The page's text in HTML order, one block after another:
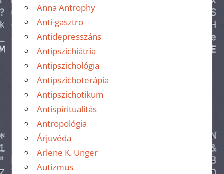
Anna Antrophy
Anti-gasztro
Antidepresszáns
Antipszichiátria
Antipszichológia
Antipszichoterápia
Antipszichotikum
Antispiritualitás
Antropológia
Árjuvéda
Arlene K. Unger
Autizmus